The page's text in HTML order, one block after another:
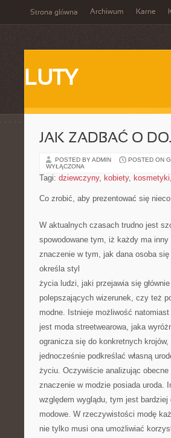
Strona główna Archiwum Karne
LUTY
JAK ZADBAĆ O
POSTED BY ADMIN POSTED ON
WYŁĄCZONA
Tagi: dziewczyny, kobiety, kosmetyki,
Co zrobić, aby prezentować się nieco
W aktualnych czasach trudno jest
spowodowane tym, iż każdy ma
znaczenie w tym, jak dana osoba
określa styl
życia ludzi, jaki przejawia się
polepszających wizerunek, czy też
modne. Istnieje możliwość
jest moda streetwearowa, jaka
ogranicza się do konkretnych
jednocześnie podkreślać własną
życiu. Oczywiście analizując
znaczenie w modzie posiada uroda.
względem wyglądu, tym jest
modowe. W rzeczywistości modę
nie tylko musi ona umożliwiać